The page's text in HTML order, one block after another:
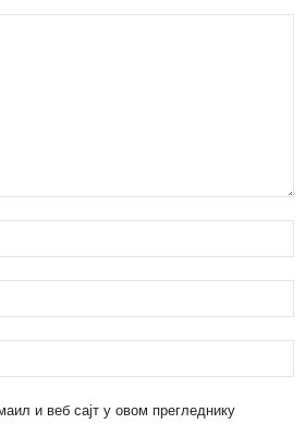
и веб сајт у овом прегледнику